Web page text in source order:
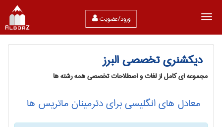
ورود/عضویت
دیکشنری تخصصی البرز
مجموعه ای کامل از لغات و اصطلاحات تخصصی همه رشته ها
معادل های انگلیسی برای دترمینان ماتریس ها